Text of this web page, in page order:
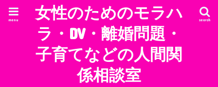
女性のためのモラハ
ラ・DV・離婚問題・
子育てなどの人間関
係相談室
search
menu